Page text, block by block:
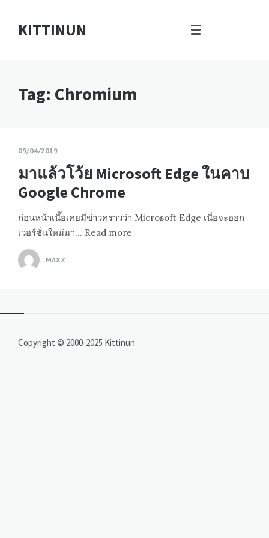
KITTINUN
Tag: Chromium
09/04/2019
มาแล้วโว้ย Microsoft Edge ในคาบ
Google Chrome
ก่อนหน้าเนี๊ยเคยมีข่าวคราวว่า Microsoft Edge เนี่ยจะออก
เวอร์ชั่นใหม่มา… Read more
MAXZ
Copyright © 2000-2025 Kittinun